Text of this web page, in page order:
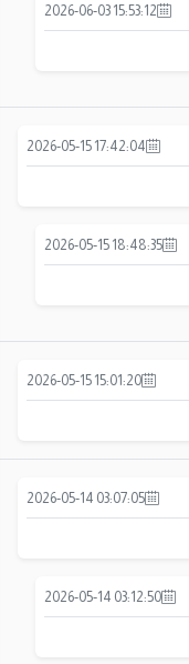
2026-06-03 15:53:12
2026-05-15 17:42:04
2026-05-15 18:48:35
2026-05-15 15:01:20
2026-05-14 03:07:05
2026-05-14 03:12:50